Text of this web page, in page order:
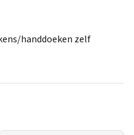
handdoeken zelf